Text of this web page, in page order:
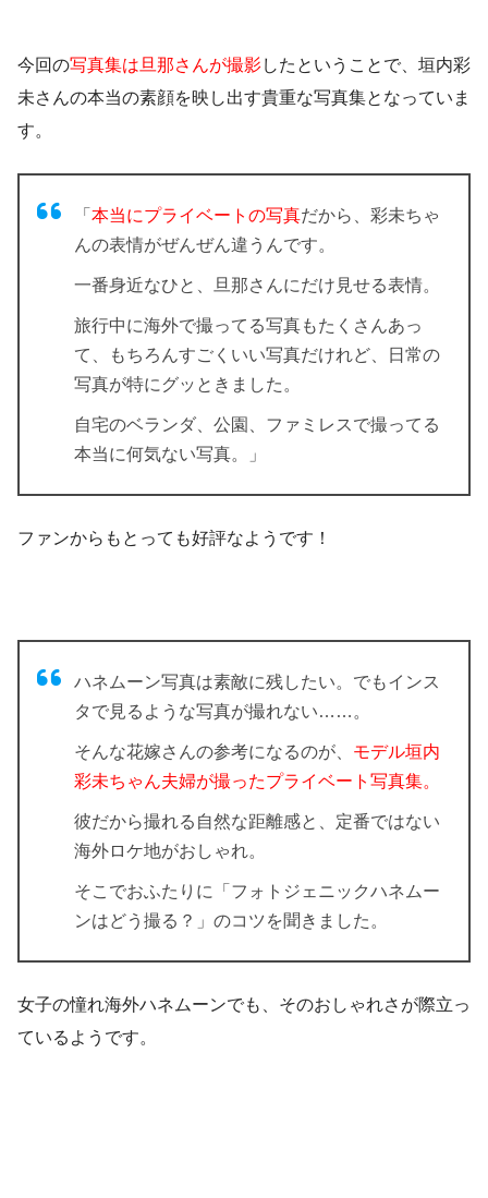
今回の写真集は旦那さんが撮影したということで、垣内彩
未さんの本当の素顔を映し出す貴重な写真集となっていま
す。
「 本当にプライベートの写真だから、彩未ちゃ
んの表情がぜんぜん違うんです。
一番身近なひと、旦那さんにだけ見せる表情。
旅行中に海外で撮ってる写真もたくさんあっ
て、もちろんすごくいい写真だけれど、日常の
写真が特にグッときました。
自宅のベランダ、公園、ファミレスで撮ってる
本当に何気ない写真。」
ファンからもとっても好評なようです！
ハネムーン写真は素敵に残したい。でもインス
タで見るような写真が撮れない……。
そんな花嫁さんの参考になるのが、 モデル垣内
彩未ちゃん夫婦が撮ったプライベート写真集。
彼だから撮れる自然な距離感と、定番ではない
海外ロケ地がおしゃれ。
そこでおふたりに「フォトジェニックハネムー
ンはどう撮る？」のコツを聞きました。
女子の憧れ海外ハネムーンでも、そのおしゃれさが際立っ
ているようです。